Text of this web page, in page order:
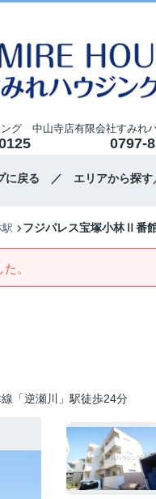
ング 中山寺店有限会社すみれ
0797-
に戻る ／ エリアから探す
駅 フジパレス宝塚小林Ⅱ番
。
「逆瀬川」駅徒歩24分